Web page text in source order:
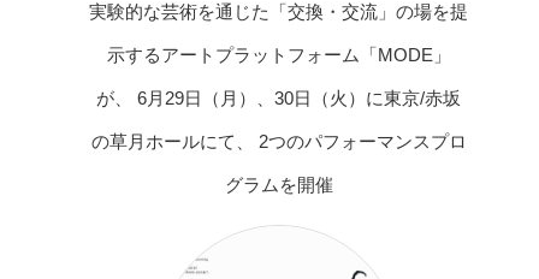
実験的な芸術を通じた「交換・交流」の場を提
示するアートプラットフォーム「MODE」
が、 6月29日（月）、30日（火）に東京/赤坂
の草月ホールにて、 2つのパフォーマンスプロ
グラムを開催